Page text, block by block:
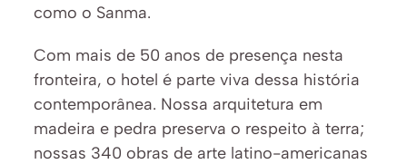
como o Sanma.
Com mais de 50 anos de presença nesta
fronteira, o hotel é parte viva dessa história
contemporânea. Nossa arquitetura em
madeira e pedra preserva o respeito à terra;
nossas 340 obras de arte latino-americanas